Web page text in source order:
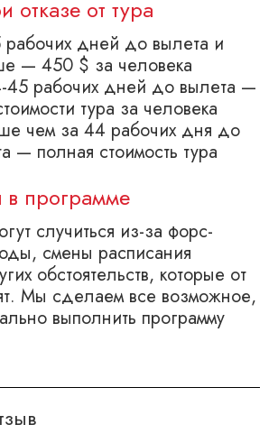
от тура
дней до вылета и
— 450 $ за человека
45 рабочих дней до вылета —
тура за человека
чем за 44 рабочих дня до
— полная стоимость тура
программе
случиться из-за форс-
смены расписания
обстоятельств, которые от
Мы сделаем все возможное,
выполнить программу